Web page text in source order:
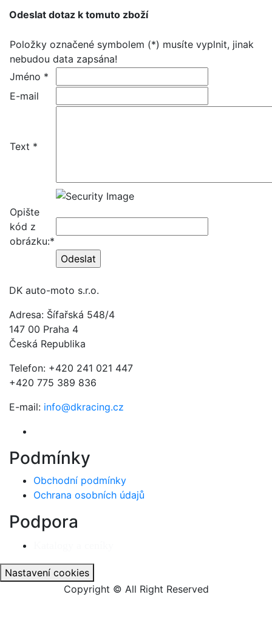
Odeslat dotaz k tomuto zboží
Položky označené symbolem (*) musíte vyplnit, jinak
nebudou data zapsána!
Jméno *
E-mail
Text *
Opište
kód z
obrázku:*
DK auto-moto s.r.o.
Adresa: Šífařská 548/4
147 00 Praha 4
Česká Republika
Telefon: +420 241 021 447
+420 775 389 836
E-mail: info@dkracing.cz
Podmínky
Obchodní podmínky
Ochrana osobních údajů
Podpora
Nastavení cookies
Copyright © All Right Reserved